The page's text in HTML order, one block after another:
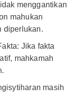
menggantikan
mahukan
diperlukan.
Jika fakta
mahkamah
masih